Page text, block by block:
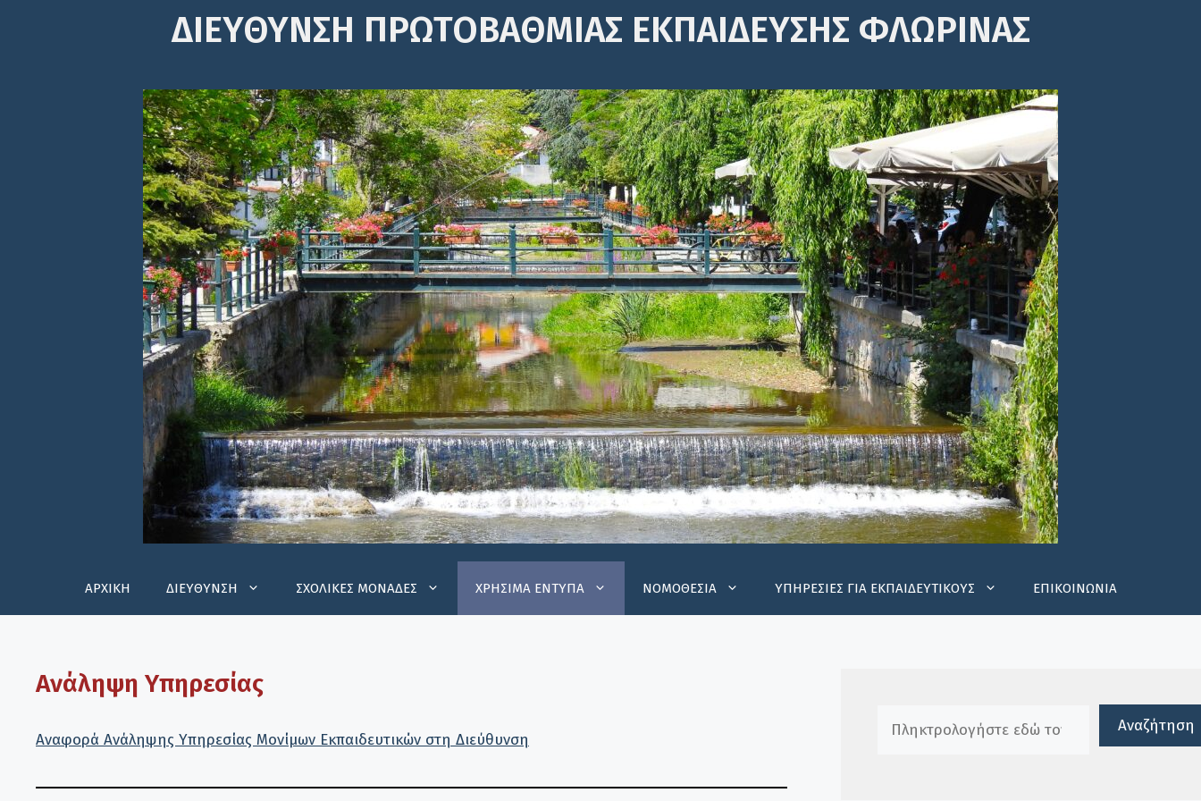
ΔΙΕΎΘΥΝΣΗ ΠΡΩΤΟΒΆΘΜΙΑΣ ΕΚΠΑΊΔΕΥΣΗΣ ΦΛΩΡΙΝΑΣ
ΑΡΧΙΚΗ ΔΙΕΥΘΥΝΣΗ ΣΧΟΛΙΚΕΣ ΜΟΝΑΔΕΣ ΧΡΗΣΙΜΑ ΕΝΤΥΠΑ ΝΟΜΟΘΕΣΙΑ ΥΠΗΡΕΣΙΕΣ ΓΙΑ ΕΚΠΑΙΔΕΥΤΙΚΟΥΣ ΕΠΙΚΟΙΝΩΝΙΑ
Ανάληψη Υπηρεσίας
Αναφορά Ανάληψης Υπηρεσίας Μονίμων Εκπαιδευτικών στη Διεύθυνση
Αναζήτηση